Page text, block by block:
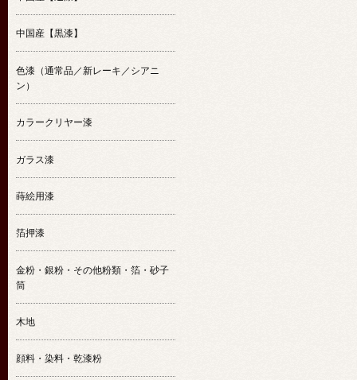
中国産【黒漆】
色漆（通常品／新レーキ／シアニ
ン）
カラークリヤー漆
ガラス漆
蒔絵用漆
箔押漆
金粉・銀粉・その他粉類・箔・砂子
筒
木地
顔料・染料・乾漆粉